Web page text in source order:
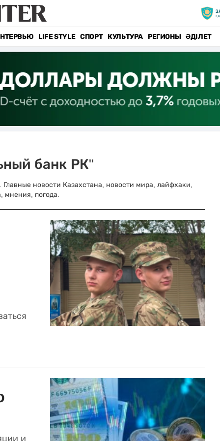
LIFE STYLE СПОРТ КУЛЬТУРА РЕГИОНЫ ӘДІЛЕТ
банк РК"
новости Казахстана, новости мира, лайфхаки,
мнения, погода.
и